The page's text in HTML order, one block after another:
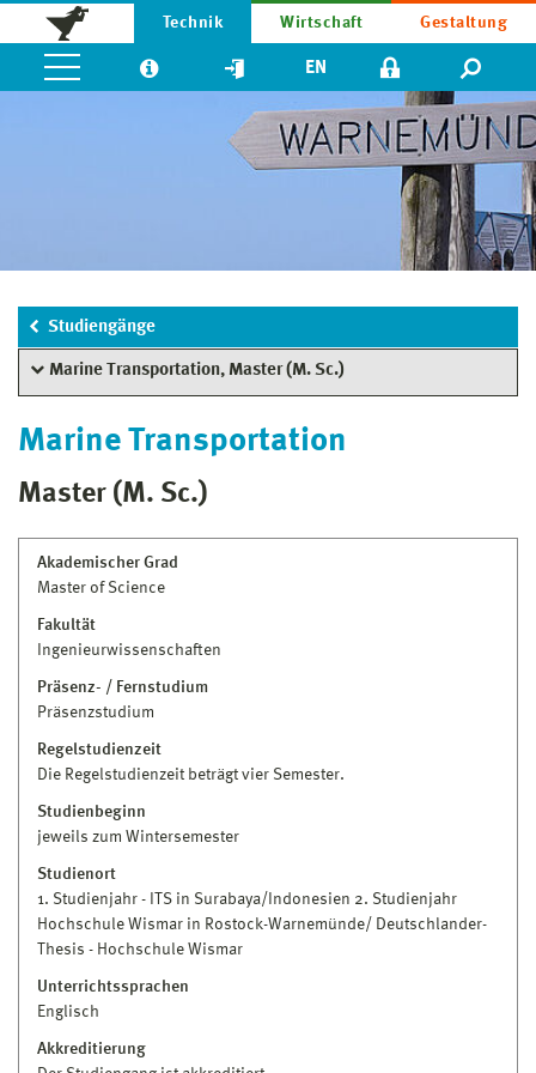
Technik Wirtschaft Gestaltung
EN
Studiengänge
Marine Transportation, Master (M. Sc.)
Marine Transportation
Master (M. Sc.)
Akademischer Grad
Master of Science
Fakultät
Ingenieurwissenschaften
Präsenz- / Fernstudium
Präsenzstudium
Regelstudienzeit
Die Regelstudienzeit beträgt vier Semester.
Studienbeginn
jeweils zum Wintersemester
Studienort
1. Studienjahr - ITS in Surabaya/Indonesien 2. Studienjahr
Hochschule Wismar in Rostock-Warnemünde/ Deutschlander-
Thesis - Hochschule Wismar
Unterrichtssprachen
Englisch
Akkreditierung